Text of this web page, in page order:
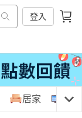
登入
居家 3C